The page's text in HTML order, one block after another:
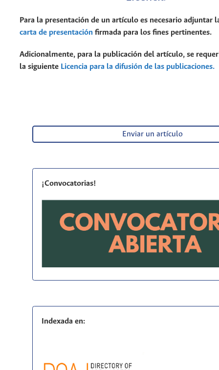
Para la presentación de un artículo es necesario adjuntar
carta de presentación firmada para los fines pertinentes.
Adicionalmente, para la publicación del artículo, se
la siguiente Licencia para la difusión de las publicaciones.
Enviar un artículo
¡Convocatorias!
Indexada en: